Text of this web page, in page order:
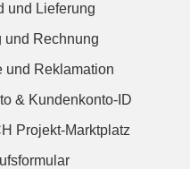
und Lieferung
und Rechnung
und Reklamation
& Kundenkonto-ID
Projekt-Marktplatz